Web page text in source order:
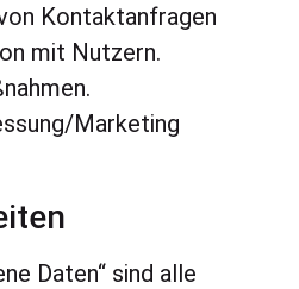
Kontaktanfragen
mit Nutzern.
Marketing
Daten“ sind alle